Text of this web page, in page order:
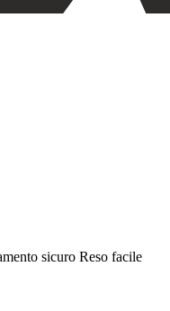
sicuro Reso facile